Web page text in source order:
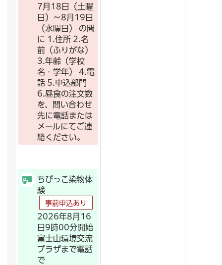
7月18日（土曜
日）～8月19日
（水曜日） の間
に 1.住所 2.名
前（ふりがな）
3.年齢（学校
名・学年） 4.電
話 5.申込部門
6.昼食の注文数
を、問い合わせ
先に電話または
メールにてご連
絡ください。
ちびっこ染物体
験
事前申込あり
2026年8月16
日9時00分開始
富士山環境交流
プラザまで電話
で